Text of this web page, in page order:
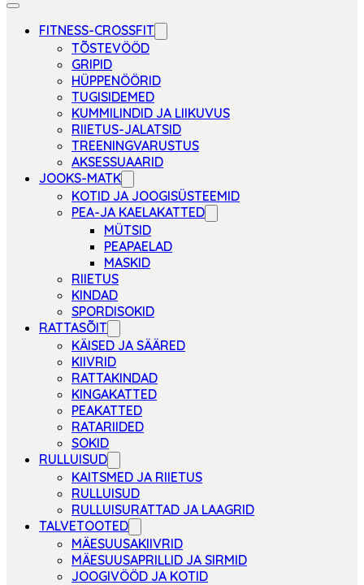
FITNESS-CROSSFIT
TÕSTEVÖÖD
GRIPID
HÜPPENÖÖRID
TUGISIDEMED
KUMMILINDID JA LIIKUVUS
RIIETUS-JALATSID
TREENINGVARUSTUS
AKSESSUAARID
JOOKS-MATK
KOTID JA JOOGISÜSTEEMID
PEA-JA KAELAKATTED
MÜTSID
PEAPAELAD
MASKID
RIIETUS
KINDAD
SPORDISOKID
RATTASÕIT
KÄISED JA SÄÄRED
KIIVRID
RATTAKINDAD
KINGAKATTED
PEAKATTED
RATARIIDED
SOKID
RULLUISUD
KAITSMED JA RIIETUS
RULLUISUD
RULLUISURATTAD JA LAAGRID
TALVETOOTED
MÄESUUSAKIIVRID
MÄESUUSAPRILLID JA SIRMID
JOOGIVÖÖD JA KOTID